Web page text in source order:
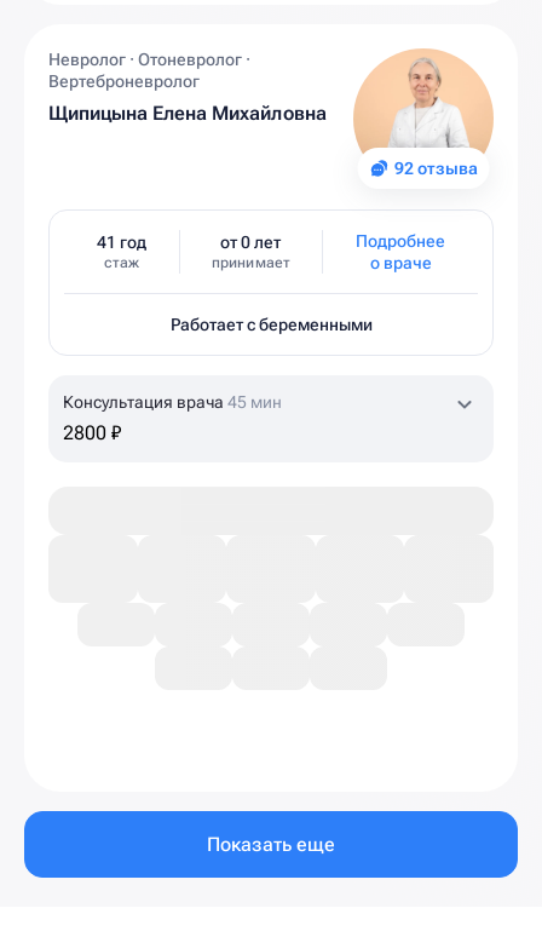
92 отзыва
Невролог · Отоневролог ·
Вертеброневролог
Щипицына Елена Михайловна
41 год
стаж
от 0 лет
принимает
Подробнее
о враче
Работает с беременными
Консультация врача 45 мин
2800 ₽
Показать еще